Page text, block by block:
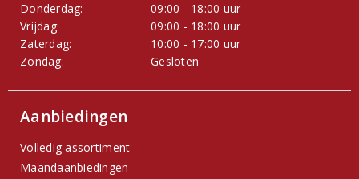
Donderdag:
09:00 - 18:00 uur
Vrijdag:
09:00 - 18:00 uur
Zaterdag:
10:00 - 17:00 uur
Zondag:
Gesloten
Aanbiedingen
Volledig assortiment
Maandaanbiedingen